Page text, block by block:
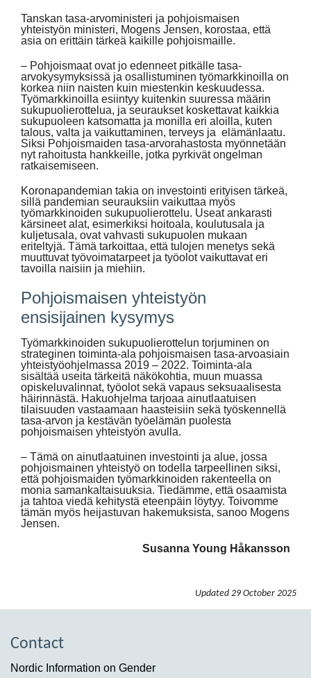
Tanskan tasa-arvoministeri ja pohjoismaisen
yhteistyön ministeri, Mogens Jensen, korostaa, että
asia on erittäin tärkeä kaikille pohjoismaille.
– Pohjoismaat ovat jo edenneet pitkälle tasa-
arvokysymyksissä ja osallistuminen työmarkkinoilla on
korkea niin naisten kuin miestenkin keskuudessa.
Työmarkkinoilla esiintyy kuitenkin suuressa määrin
sukupuolierottelua, ja seuraukset koskettavat kaikkia
sukupuoleen katsomatta ja monilla eri aloilla, kuten
talous, valta ja vaikuttaminen, terveys ja elämänlaatu.
Siksi Pohjoismaiden tasa-arvorahastosta myönnetään
nyt rahoitusta hankkeille, jotka pyrkivät ongelman
ratkaisemiseen.
Koronapandemian takia on investointi erityisen tärkeä,
sillä pandemian seurauksiin vaikuttaa myös
työmarkkinoiden sukupuolierottelu. Useat ankarasti
kärsineet alat, esimerkiksi hoitoala, koulutusala ja
kuljetusala, ovat vahvasti sukupuolen mukaan
eriteltyjä. Tämä tarkoittaa, että tulojen menetys sekä
muuttuvat työvoimatarpeet ja työolot vaikuttavat eri
tavoilla naisiin ja miehiin.
Pohjoismaisen yhteistyön
ensisijainen kysymys
Työmarkkinoiden sukupuolierottelun torjuminen on
strateginen toiminta-ala pohjoismaisen tasa-arvoasiain
yhteistyöohjelmassa 2019 – 2022. Toiminta-ala
sisältää useita tärkeitä näkökohtia, muun muassa
opiskeluvalinnat, työolot sekä vapaus seksuaalisesta
häirinnästä. Hakuohjelma tarjoaa ainutlaatuisen
tilaisuuden vastaamaan haasteisiin sekä työskennellä
tasa-arvon ja kestävän työelämän puolesta
pohjoismaisen yhteistyön avulla.
– Tämä on ainutlaatuinen investointi ja alue, jossa
pohjoismainen yhteistyö on todella tarpeellinen siksi,
että pohjoismaiden työmarkkinoiden rakenteella on
monia samankaltaisuuksia. Tiedämme, että osaamista
ja tahtoa viedä kehitystä eteenpäin löytyy. Toivomme
tämän myös heijastuvan hakemuksista, sanoo Mogens
Jensen.
Susanna Young Håkansson
Updated 29 October 2025
Contact
Nordic Information on Gender